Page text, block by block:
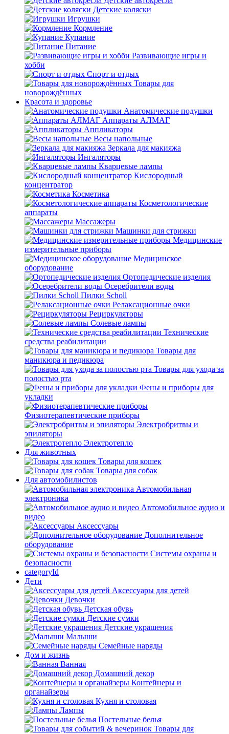
Детские коляски
Игрушки
Кормление
Купание
Питание
Развивающие игры и
хобби
Спорт и отдых
Товары для
новорождённых
Красота и здоровье
Анатомические подушки
Аппараты АЛМАГ
Аппликаторы
Весы напольные
Зеркала для макияжа
Ингаляторы
Кварцевые лампы
Кислородный
концентратор
Косметика
Косметологические
аппараты
Массажеры
Машинки для стрижки
Медицинские
измерительные приборы
Медицинское
оборудование
Ортопедические изделия
Осеребрители воды
Пилки Scholl
Релаксационные очки
Рециркуляторы
Солевые лампы
Технические
средства реабилитации
Товары для
маникюра и педикюра
Товары для ухода за
полостью рта
Фены и приборы для
укладки
Физиотерапевтические приборы
Электробритвы и
эпиляторы
Электротепло
Для животных
Товары для кошек
Товары для собак
Для автомобилистов
Автомобильная
электроника
Автомобильное аудио и
видео
Аксессуары
Дополнительное
оборудование
Системы охраны и
безопасности
categoryId
Дети
Аксессуары для детей
Девочки
Детская обувь
Детские сумки
Детские украшения
Малыши
Семейные наряды
Дом и жизнь
Ванная
Домашний декор
Контейнеры и
органайзеры
Кухня и столовая
Лампы
Постельные белья
Товары для